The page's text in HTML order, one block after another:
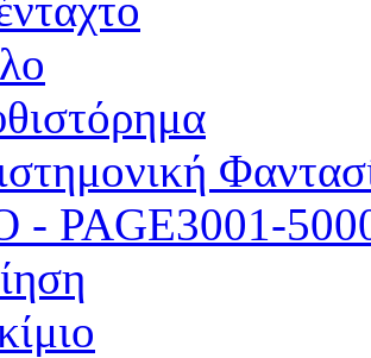
- PAGE3001-